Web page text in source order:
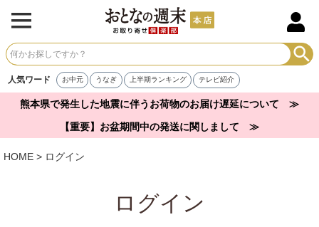
人気ワード お中元 うなぎ 上半期ランキング テレビ紹介
熊本県で発生した地震に伴うお荷物のお届け遅延について ≫
【重要】お盆期間中の発送に関しまして ≫
HOME ログイン
ログイン